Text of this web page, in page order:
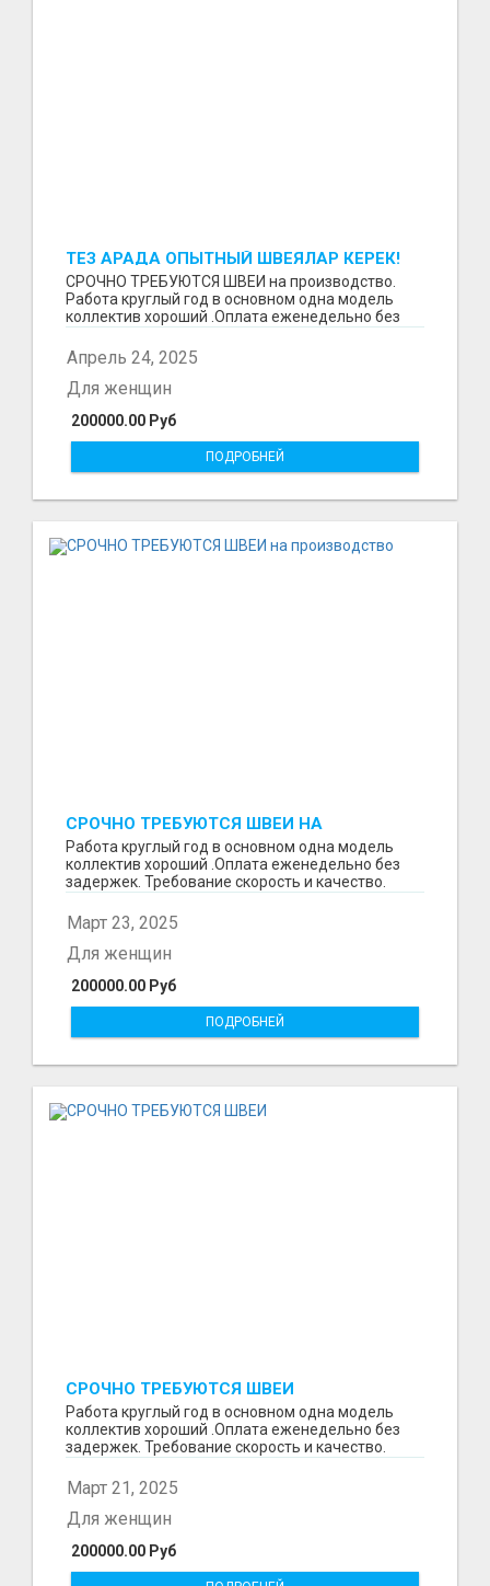
ТЕЗ АРАДА ОПЫТНЫЙ ШВЕЯЛАР КЕРЕК!
СРОЧНО ТРЕБУЮТСЯ ШВЕИ на производство.
Работа круглый год в основном одна модель
коллектив хороший .Оплата еженедельно без
Апрель 24, 2025
200000.00 Руб
Для женщин
ПОДРОБНЕЙ
СРОЧНО ТРЕБУЮТСЯ ШВЕИ НА
ПРОИЗВОДСТВО
Работа круглый год в основном одна модель
коллектив хороший .Оплата еженедельно без
задержек. Требование скорость и качество.
Март 23, 2025
200000.00 Руб
Для женщин
ПОДРОБНЕЙ
СРОЧНО ТРЕБУЮТСЯ ШВЕИ
Работа круглый год в основном одна модель
коллектив хороший .Оплата еженедельно без
задержек. Требование скорость и качество.
Март 21, 2025
200000.00 Руб
Для женщин